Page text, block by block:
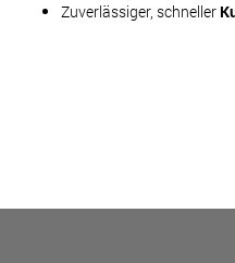
Zuverlässiger, schneller